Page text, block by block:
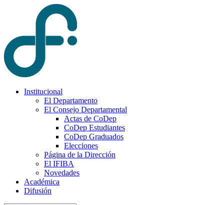
Institucional
El Departamento
El Consejo Departamental
Actas de CoDep
CoDep Estudiantes
CoDep Graduados
Elecciones
Página de la Dirección
El IFIBA
Novedades
Académica
Difusión